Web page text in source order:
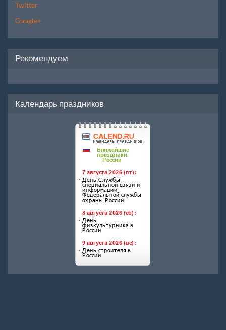
Twitter
Google+
Рекомендуем
Календарь праздников